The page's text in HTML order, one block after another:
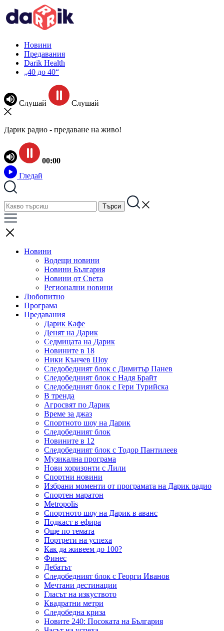
Новини
Предавания
Darik Health
„40 до 40“
Слушай Слушай
Дарик радио - предаване на живо!
00:00
Гледай
Новини
Водещи новини
Новини България
Новини от Света
Регионални новини
Любопитно
Програма
Предавания
Дарик Кафе
Денят на Дарик
Седмицата на Дарик
Новините в 18
Ники Кънчев Шоу
Следобедният блок с Димитър Панев
Следобедният блок с Надя Брайт
Следобедният блок с Гери Турийска
В тренда
Агросвят по Дарик
Време за джаз
Спортното шоу на Дарик
Следобедният блок
Новините в 12
Следобедният блок с Тодор Пантилеев
Музикална програма
Нови хоризонти с Лили
Спортни новини
Избрани моменти от програмата на Дарик радио
Спортен маратон
Metropolis
Спортното шоу на Дарик в аванс
Подкаст в ефира
Още по темата
Портрети на успеха
Как да живеем до 100?
Финес
Дебатът
Следобедният блок с Георги Иванов
Мечтани дестинации
Гласът на изкуството
Квадратни метри
Следобедна криза
Новите 240: Посоката на България